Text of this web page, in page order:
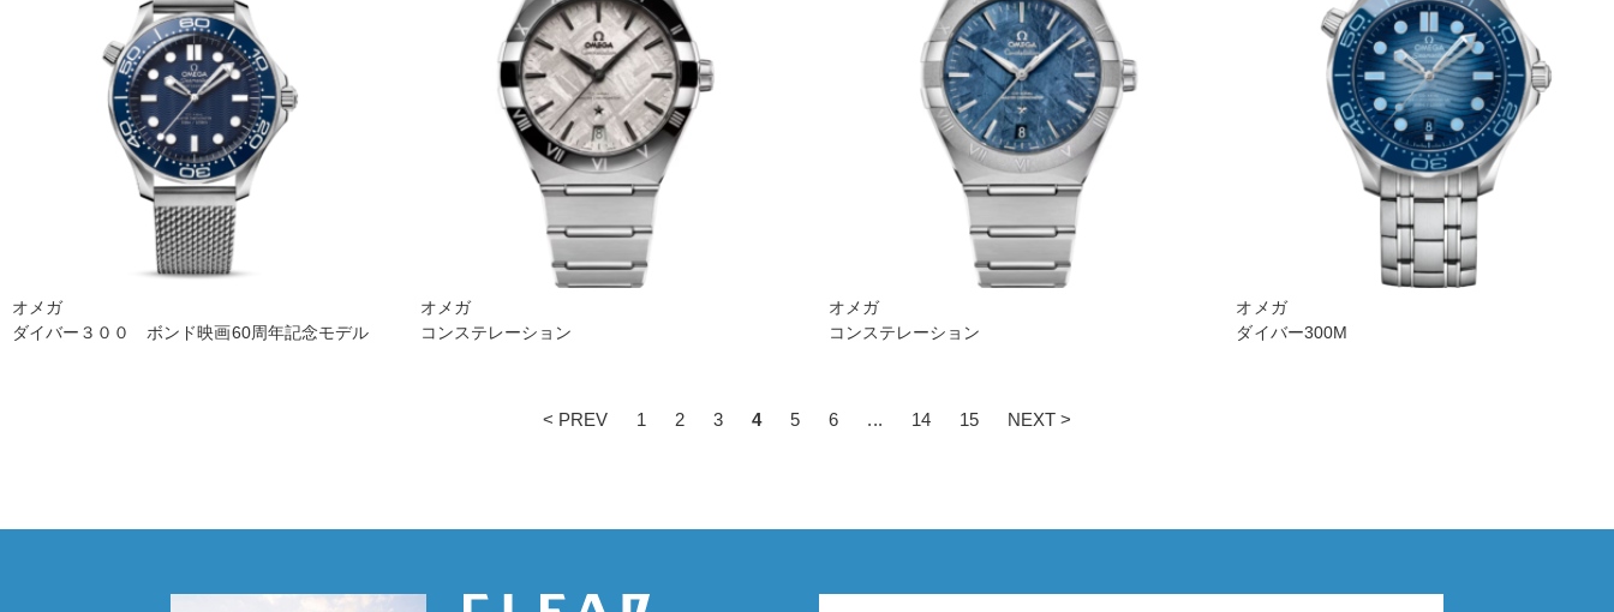
オメガ
ダイバー３００ ボンド映画60周年記念モデル
オメガ
コンステレーション
オメガ
コンステレーション
オメガ
ダイバー300M
< PREV 1 2 3 4 5 6 ... 14 15 NEXT >